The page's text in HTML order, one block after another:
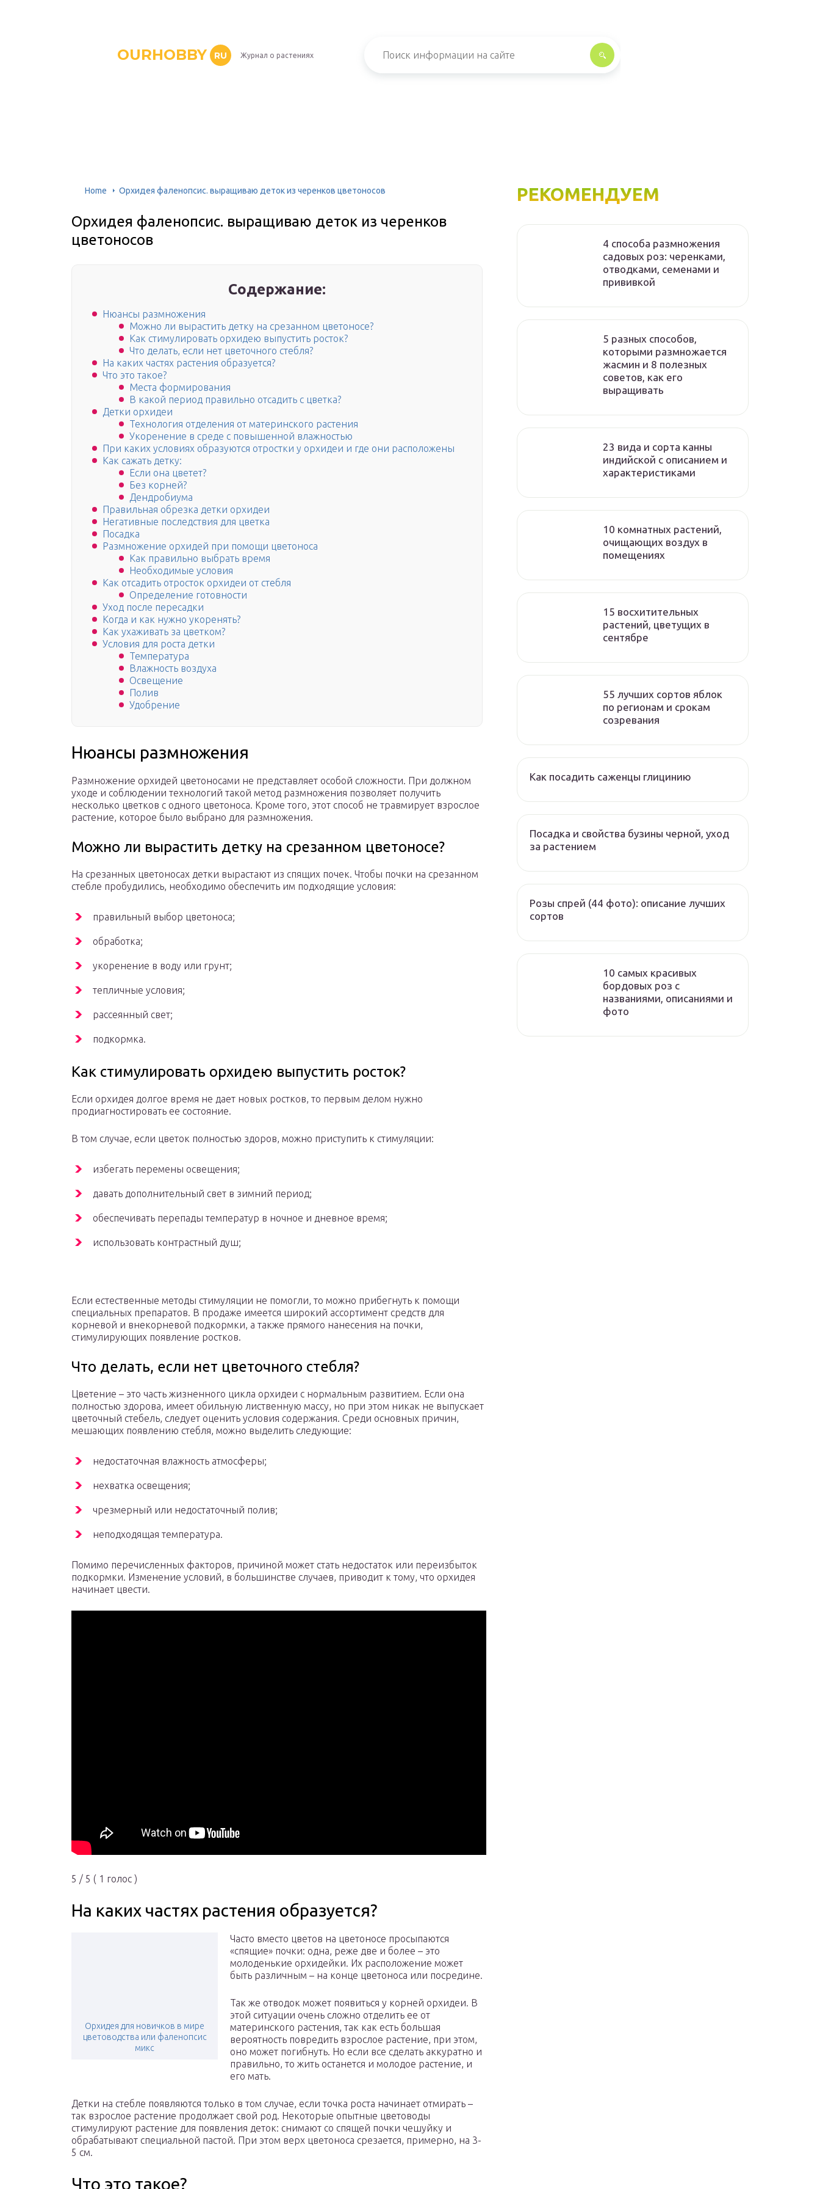
OURHOBBY RU Журнал о растениях
Home Орхидея фаленопсис. выращиваю деток из черенков цветоносов
Орхидея фаленопсис. выращиваю деток из черенков
цветоносов
Содержание:
Нюансы размножения
Можно ли вырастить детку на срезанном цветоносе?
Как стимулировать орхидею выпустить росток?
Что делать, если нет цветочного стебля?
На каких частях растения образуется?
Что это такое?
Места формирования
В какой период правильно отсадить с цветка?
Детки орхидеи
Технология отделения от материнского растения
Укоренение в среде с повышенной влажностью
При каких условиях образуются отростки у орхидеи и где они расположены
Как сажать детку:
Если она цветет?
Без корней?
Дендробиума
Правильная обрезка детки орхидеи
Негативные последствия для цветка
Посадка
Размножение орхидей при помощи цветоноса
Как правильно выбрать время
Необходимые условия
Как отсадить отросток орхидеи от стебля
Определение готовности
Уход после пересадки
Когда и как нужно укоренять?
Как ухаживать за цветком?
Условия для роста детки
Температура
Влажность воздуха
Освещение
Полив
Удобрение
Нюансы размножения
Размножение орхидей цветоносами не представляет особой сложности. При должном
уходе и соблюдении технологий такой метод размножения позволяет получить
несколько цветков с одного цветоноса. Кроме того, этот способ не травмирует взрослое
растение, которое было выбрано для размножения.
Можно ли вырастить детку на срезанном цветоносе?
На срезанных цветоносах детки вырастают из спящих почек. Чтобы почки на срезанном
стебле пробудились, необходимо обеспечить им подходящие условия:
правильный выбор цветоноса;
обработка;
укоренение в воду или грунт;
тепличные условия;
рассеянный свет;
подкормка.
Как стимулировать орхидею выпустить росток?
Если орхидея долгое время не дает новых ростков, то первым делом нужно
продиагностировать ее состояние.
В том случае, если цветок полностью здоров, можно приступить к стимуляции:
избегать перемены освещения;
давать дополнительный свет в зимний период;
обеспечивать перепады температур в ночное и дневное время;
использовать контрастный душ;
Если естественные методы стимуляции не помогли, то можно прибегнуть к помощи
специальных препаратов. В продаже имеется широкий ассортимент средств для
корневой и внекорневой подкормки, а также прямого нанесения на почки,
стимулирующих появление ростков.
Что делать, если нет цветочного стебля?
Цветение – это часть жизненного цикла орхидеи с нормальным развитием. Если она
полностью здорова, имеет обильную лиственную массу, но при этом никак не выпускает
цветочный стебель, следует оценить условия содержания. Среди основных причин,
мешающих появлению стебля, можно выделить следующие:
недостаточная влажность атмосферы;
нехватка освещения;
чрезмерный или недостаточный полив;
неподходящая температура.
Помимо перечисленных факторов, причиной может стать недостаток или переизбыток
подкормки. Изменение условий, в большинстве случаев, приводит к тому, что орхидея
начинает цвести.
5 / 5 ( 1 голос )
На каких частях растения образуется?
Орхидея для новичков в мире
цветоводства или фаленопсис
микс
Часто вместо цветов на цветоносе просыпаются
«спящие» почки: одна, реже две и более – это
молоденькие орхидейки. Их расположение может
быть различным – на конце цветоноса или посредине.
Так же отводок может появиться у корней орхидеи. В
этой ситуации очень сложно отделить ее от
материнского растения, так как есть большая
вероятность повредить взрослое растение, при этом,
оно может погибнуть. Но если все сделать аккуратно и
правильно, то жить останется и молодое растение, и
его мать.
Детки на стебле появляются только в том случае, если точка роста начинает отмирать –
так взрослое растение продолжает свой род. Некоторые опытные цветоводы
стимулируют растение для появления деток: снимают со спящей почки чешуйку и
обрабатывают специальной пастой. При этом верх цветоноса срезается, примерно, на 3-
5 см.
Что это такое?
РЕКОМЕНДУЕМ
4 способа размножения
садовых роз: черенками,
отводками, семенами и
прививкой
5 разных способов,
которыми размножается
жасмин и 8 полезных
советов, как его
выращивать
23 вида и сорта канны
индийской с описанием и
характеристиками
10 комнатных растений,
очищающих воздух в
помещениях
15 восхитительных
растений, цветущих в
сентябре
55 лучших сортов яблок
по регионам и срокам
созревания
Как посадить саженцы глицинию
Посадка и свойства бузины черной, уход
за растением
Розы спрей (44 фото): описание лучших
сортов
10 самых красивых
бордовых роз с
названиями, описаниями и
фото